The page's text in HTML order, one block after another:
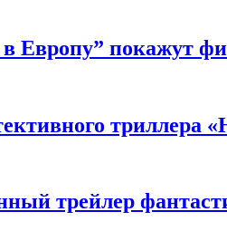
Европу” покажут
триллера
трейлер